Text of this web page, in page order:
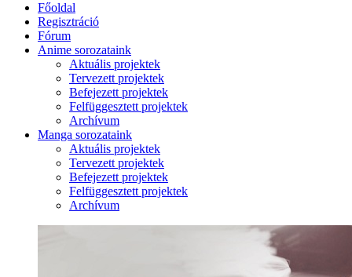
Főoldal
Regisztráció
Fórum
Anime sorozataink
Aktuális projektek
Tervezett projektek
Befejezett projektek
Felfüggesztett projektek
Archívum
Manga sorozataink
Aktuális projektek
Tervezett projektek
Befejezett projektek
Felfüggesztett projektek
Archívum